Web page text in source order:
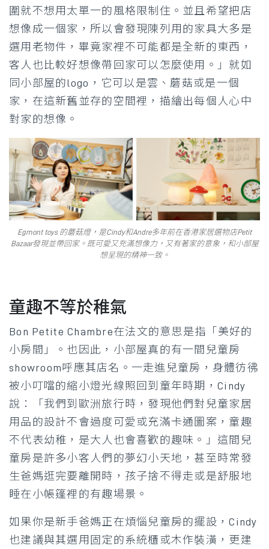
圍就不想用太單一的風格限制住。並且希望把店
想像成一個家，所以會發現陳列用的家具大多是
選用老物件，畢竟家裡不可能都是全新的東西，
客人也比較好想像帶回家可以怎麼使用。」就如
同小部屋的logo，它可以是雲、蘑菇或是一個
家，在這新舊並存的空間裡，描繪出每個人心中
對家的想像。
Egmont toys 的蘑菇燈，是Cindy和Andre多年前在香港家居選物店Petit
Bazaar發現並帶回家。既可愛又充滿想像力，又有著家的意象，和小部屋
想呈現的精神一致。
童趣不等於稚氣
Bon Petite Chambre在法文的意思是指「美好的
小房間」。也因此，小部屋真的有一間兒童房
showroom呼應其店名。一走進兒童房，身體彷彿
被小叮噹的縮小燈光線照回到童年時期，Cindy
說：「我們到歐洲旅行時，發現他們對兒童家居
用品的設計不會過度可愛或充滿卡通圖案，童趣
不代表幼稚，是大人也會喜歡的趣味。」這間兒
童房是許多小客人們的夢幻小天地，甚至時常發
生爸媽逛完要離開時，孩子捨不得走或是舒服地
睡在小帳篷裡的有趣場景。
如果你是新手爸媽正在煩惱兒童房的擺設，Cindy
也建議與其選用固定的系統櫃或木作裝潢，更建